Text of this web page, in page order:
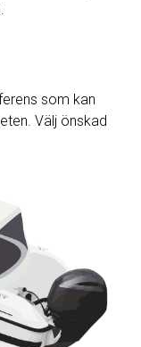
som kan
Välj önskad